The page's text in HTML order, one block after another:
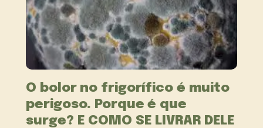
O bolor no frigorífico é muito
perigoso. Porque é que
surge? E COMO SE LIVRAR DELE